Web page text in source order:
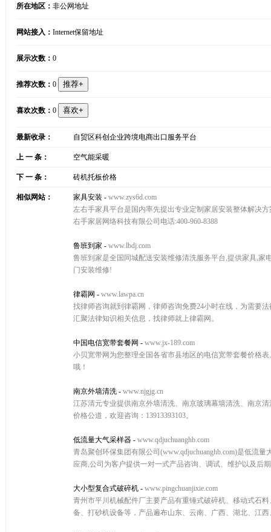
所在地区： 非公网地址
网站接入： Internet保留地址
展示次数： 0
推荐次数： 0
喜欢次数： 0
最新收录： 自贸区科创企业跨境电商出口服务平台
上 一 条： 空气能采暖
下 一 条： 砖机托板价格
相似网站： 家具安装 - www.zys6d.com
左右手家具平台是国内率先提出专业定制家居安装整体解决
右手家居网络科技有限公司电话:400-960-8388
鲁班到家 - www.lbdj.com
鲁班到家是全国同城配送安装维修清洗服务平台,提供家具,家
门安装维修!
律霸网 - www.lawpa.cn
找律师咨询就到律霸网，律师咨询免费24小时在线，为需要
汇聚法律知识相关信息，找律师就上律霸网。
中国电信宽带套餐网 - www.jx-189.com
小贝宽带网为您整理全国各省市县地区的电信宽带套餐价格
哦！
南京外墙清洗 - www.njgjg.cn
江苏清元专业提供南京外墙清洗、南京玻璃幕墙清洗、南京
价格公道，欢迎咨询：13913393103。
低流量大气采样器 - www.qdjuchuanghb.com
青岛聚创环保集团有限公司(www.qdjuchuanghb.com)是低流
应商,公司为客户提供一对一式产品咨询、调试、维护以及后
大小型复合式破碎机 - www.pingchuanjixie.com
青州市平川机械配件厂主要产品有重锤式破碎机、移动式石
备、打砂机设备等，产品遍布山东、云南、广西、湖北、江